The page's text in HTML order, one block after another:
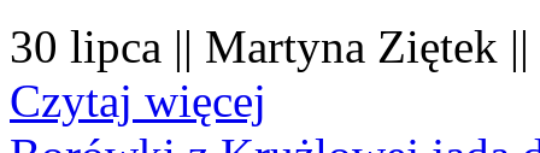
30 lipca || Martyna Ziętek
Czytaj więcej